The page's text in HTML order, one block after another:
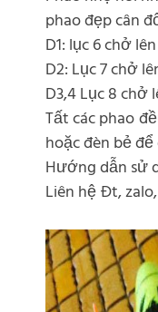
phao đẹp cân
D1: lục 6 chở lên
D2: Lục 7 chở
D3,4 Lục 8 chở
Tất các phao
hoặc đèn bẻ
Hướng dẫn sử
Liên hệ Đt, zalo,